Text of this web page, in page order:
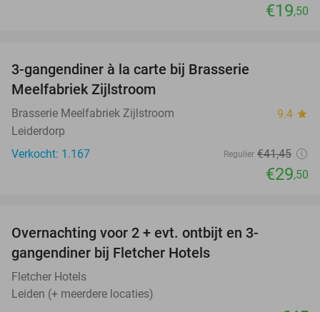
€19,50
3-gangendiner à la carte bij Brasserie
Meelfabriek Zijlstroom
Brasserie Meelfabriek Zijlstroom 9.4 star
Leiderdorp
Verkocht: 1.167
Regulier €41,45
€29,50
Overnachting voor 2 + evt. ontbijt en 3-
gangendiner bij Fletcher Hotels
Fletcher Hotels
Leiden (+ meerdere locaties)